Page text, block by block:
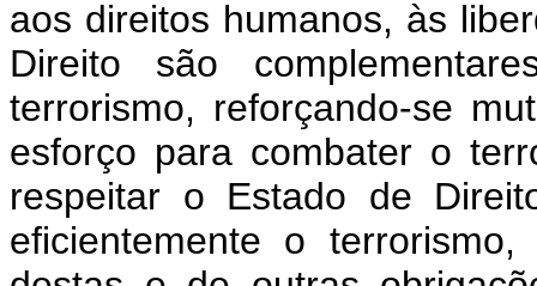
aos direitos humanos, às
Direito são
terrorismo, reforçando-se
esforço para combater o
respeitar o Estado de
eficientemente o